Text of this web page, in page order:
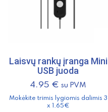
Laisvų rankų įranga Mini
USB juoda
4.95 € su PVM
Mokėkite trimis lygiomis dalimis 3
x 1.65€